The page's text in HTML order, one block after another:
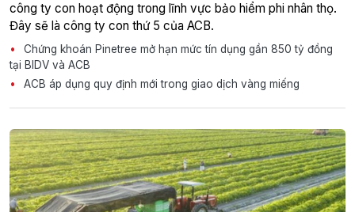
công ty con hoạt động trong lĩnh vực bảo hiểm phi nhân thọ.
Đây sẽ là công ty con thứ 5 của ACB.
Chứng khoán Pinetree mở hạn mức tín dụng gần 850 tỷ đồng
tại BIDV và ACB
ACB áp dụng quy định mới trong giao dịch vàng miếng